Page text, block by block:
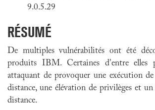
9.0.5.29
RÉSUMÉ
De multiples vulnérabilités ont été
produits IBM. Certaines d'entre elles
attaquant de provoquer une exécution
distance, une élévation de privilèges et
distance.